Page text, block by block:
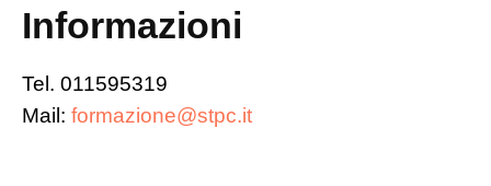
Informazioni
Tel. 011595319
Mail: formazione@stpc.it